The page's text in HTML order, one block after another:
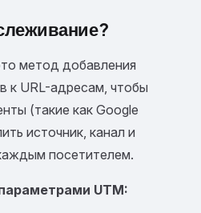
метод добавления
к URL-адресам, чтобы
(такие как Google
источник, канал и
посетителем.
UTM: